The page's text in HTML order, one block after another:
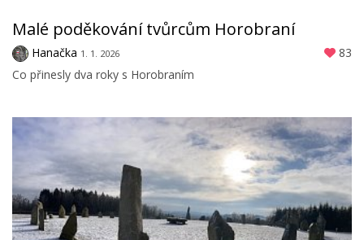
Malé poděkování tvůrcům Horobraní
Hanačka 1. 1. 2026
83
Co přinesly dva roky s Horobraním